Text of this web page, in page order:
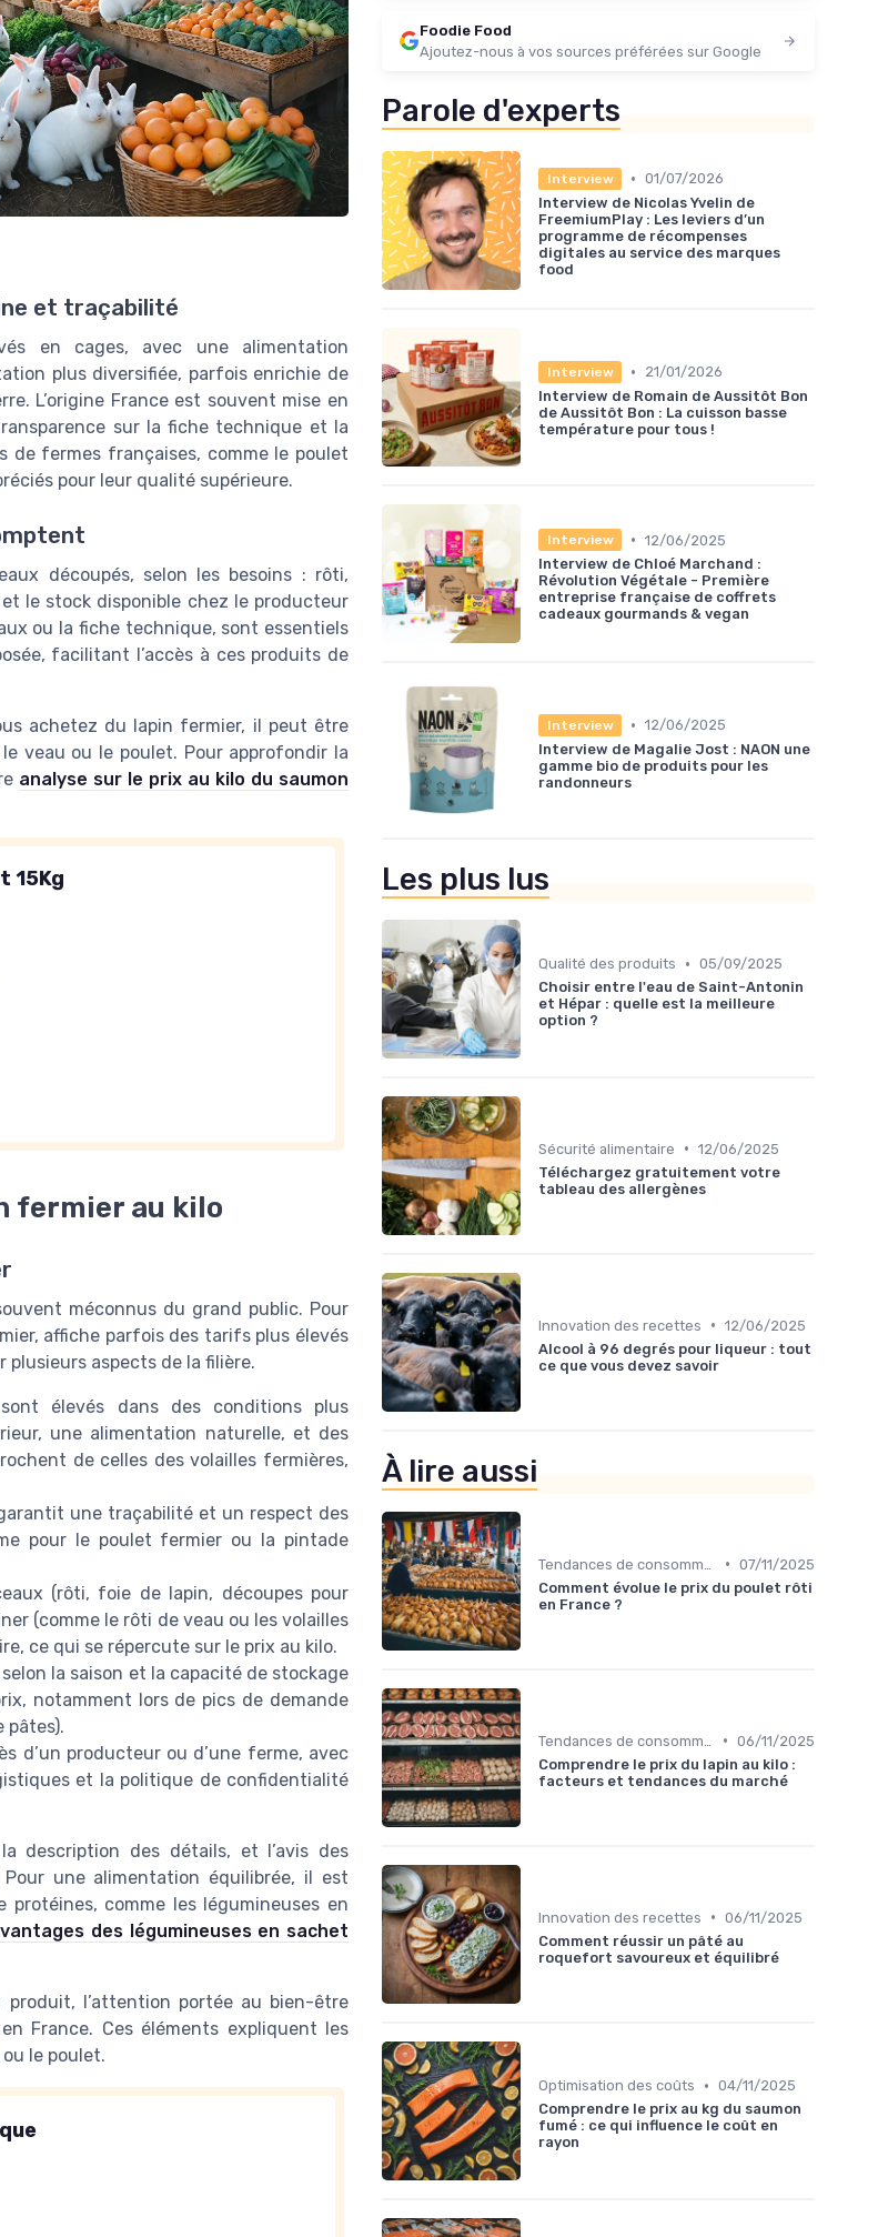
et traçabilité
en cages, avec une alimentation
plus diversifiée, parfois enrichie de
L’origine France est souvent mise en
sur la fiche technique et la
de fermes françaises, comme le poulet
pour leur qualité supérieure.
découpés, selon les besoins : rôti,
le stock disponible chez le producteur
ou la fiche technique, sont essentiels
facilitant l’accès à ces produits de
achetez du lapin fermier, il peut être
veau ou le poulet. Pour approfondir la
analyse sur le prix au kilo du saumon
15Kg
fermier au kilo
méconnus du grand public. Pour
affiche parfois des tarifs plus élevés
plusieurs aspects de la filière.
élevés dans des conditions plus
une alimentation naturelle, et des
de celles des volailles fermières,
une traçabilité et un respect des
pour le poulet fermier ou la pintade
(rôti, foie de lapin, découpes pour
(comme le rôti de veau ou les volailles
ce qui se répercute sur le prix au kilo.
la saison et la capacité de stockage
notamment lors de pics de demande
pâtes).
d’un producteur ou d’une ferme, avec
et la politique de confidentialité
description des détails, et l’avis des
une alimentation équilibrée, il est
protéines, comme les légumineuses en
des légumineuses en sachet
l’attention portée au bien-être
France. Ces éléments expliquent les
le poulet.
Foodie Food
Ajoutez-nous à vos sources préférées sur Google
Parole d'experts
Interview • 01/07/2026
Interview de Nicolas Yvelin de
FreemiumPlay : Les leviers d’un
programme de récompenses
digitales au service des marques
food
Interview •
21/01/2026
Interview de Romain de Aussitôt Bon
de Aussitôt Bon : La cuisson basse
température pour tous !
Interview • 12/06/2025
Interview de Chloé Marchand :
Révolution Végétale - Première
entreprise française de coffrets
cadeaux gourmands & vegan
Interview • 12/06/2025
Interview de Magalie Jost : NAON une
gamme bio de produits pour les
randonneurs
Les plus lus
Qualité des produits • 05/09/2025
Choisir entre l'eau de Saint-Antonin
et Hépar : quelle est la meilleure
option ?
Sécurité alimentaire • 12/06/2025
Téléchargez gratuitement votre
tableau des allergènes
Innovation des recettes • 12/06/2025
Alcool à 96 degrés pour liqueur : tout
ce que vous devez savoir
À lire aussi
• 07/11/2025
Comment évolue le prix du poulet rôti
en France ?
• 06/11/2025
Comprendre le prix du lapin au kilo :
facteurs et tendances du marché
Innovation des recettes • 06/11/2025
Comment réussir un pâté au
roquefort savoureux et équilibré
Optimisation des coûts • 04/11/2025
Comprendre le prix au kg du saumon
fumé : ce qui influence le coût en
rayon